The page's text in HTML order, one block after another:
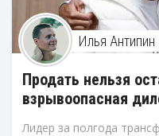
Илья Антипин
Продать нельзя
взрывоопасная
Лидер за полгода